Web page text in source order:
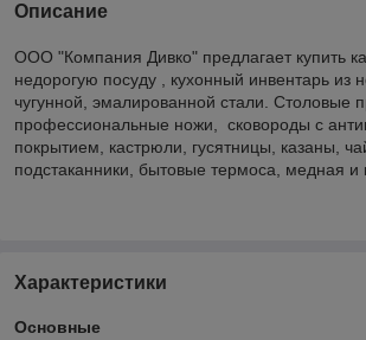
Описание
ООО "Компания Дивко" предлагает купить
недорогую посуду , кухонный инвентарь из
чугунной, эмалированной стали. Столовые
профессиональные ножи, сковороды с
покрытием, кастрюли, гусятницы, казаны,
подстаканники, бытовые термоса, медная и
Характеристики
Основные